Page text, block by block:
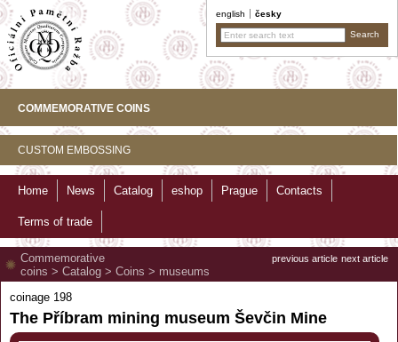
english česky
COMMEMORATIVE COINS
CUSTOM EMBOSSING
Home News Catalog eshop Prague Contacts
Terms of trade
previous article next article
Commemorative
coins > Catalog > Coins > museums
coinage 198
The Příbram mining museum Ševčin Mine